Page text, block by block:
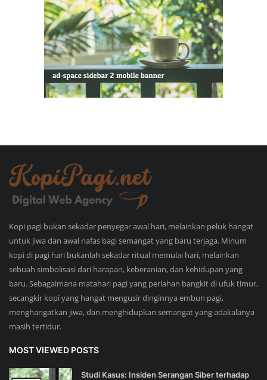
Kopi pagi bukan sekadar penyegar awal hari, melainkan peluk hangat
untuk jiwa dan awal nafas bagi semangat yang baru terjaga. Minum
kopi di pagi hari bukanlah sekadar ritual memulai hari, melainkan
sebuah simbolisasi dari harapan, keberanian, dan kehidupan yang
baru. Sebagaimana matahari pagi yang perlahan bangkit di ufuk timur,
secangkir kopi yang hangat mengusir dinginnya embun pagi,
menghangatkan jiwa, dan menghidupkan semangat yang adakalanya
masih tertidur.
MOST VIEWED POSTS
Studi Kasus: Insiden Serangan Siber terhadap